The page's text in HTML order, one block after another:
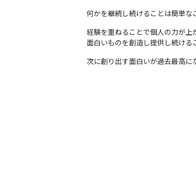
何かを継続し続けることは簡単な
経験を重ねることで個人の力が上
面白いものを創造し提供し続ける
次に創り出す面白いが過去最高に